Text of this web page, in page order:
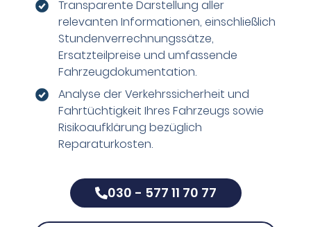
Transparente Darstellung aller
relevanten Informationen, einschließlich
Stundenverrechnungssätze,
Ersatzteilpreise und umfassende
Fahrzeugdokumentation.
Analyse der Verkehrssicherheit und
Fahrtüchtigkeit Ihres Fahrzeugs sowie
Risikoaufklärung bezüglich
Reparaturkosten.
030 - 577 11 70 77